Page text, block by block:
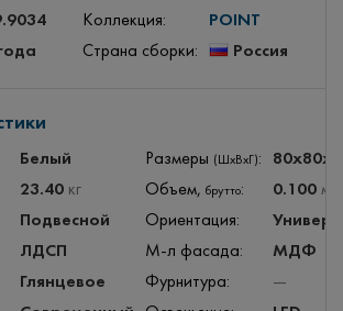
Коллекция: POINT
Страна сборки: Россия
Белый Размеры (ШхВхГ):
23.40 кг Объем, брутто: 0.100 м
Подвесной Ориентация:
ЛДСП М-л фасада: МДФ
Глянцевое Фурнитура:
—